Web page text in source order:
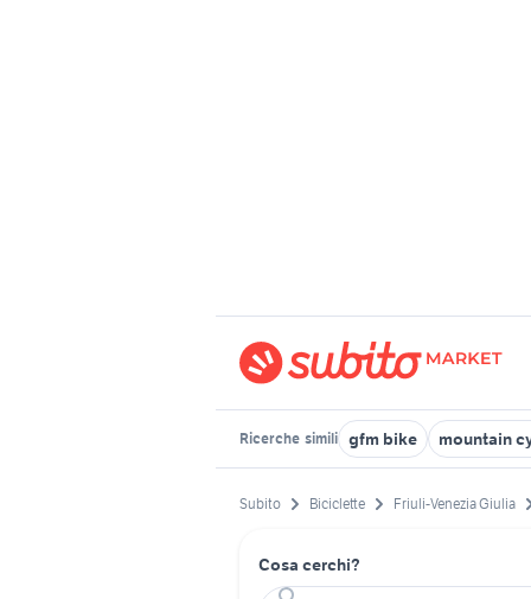
Ricerche simili gfm bike mountain
Subito Biciclette Friuli-Venezia Giulia
Cosa cerchi?